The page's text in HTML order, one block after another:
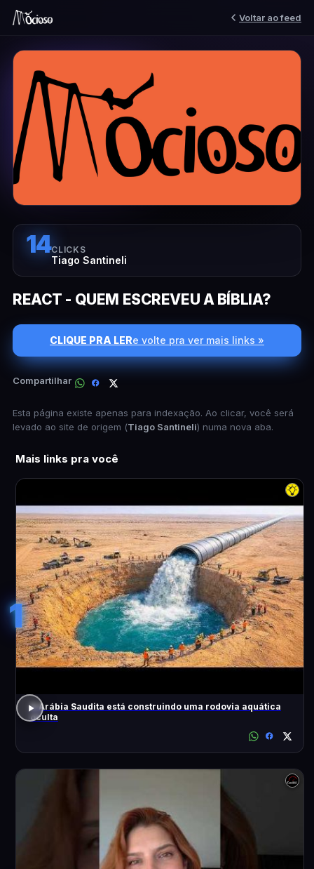
Voltar ao feed
14CLICKS
Tiago Santineli
REACT - QUEM ESCREVEU A BÍBLIA?
CLIQUE PRA LERe volte pra ver mais links »
Compartilhar
Esta página existe apenas para indexação. Ao clicar, você será
levado ao site de origem (Tiago Santineli) numa nova aba.
Mais links pra você
1
A Arábia Saudita está construindo uma rodovia aquática
oculta